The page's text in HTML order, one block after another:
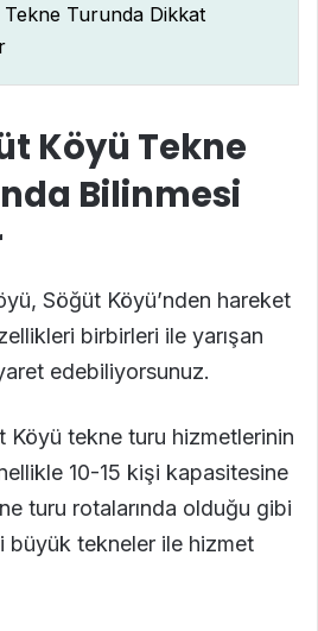
Turunda Dikkat
Köyü Tekne
Bilinmesi
Söğüt Köyü’nden hareket
birbirleri ile yarışan
edebiliyorsunuz.
Köyü tekne turu hizmetlerinin
10-15 kişi kapasitesine
turu rotalarında olduğu gibi
tekneler ile hizmet